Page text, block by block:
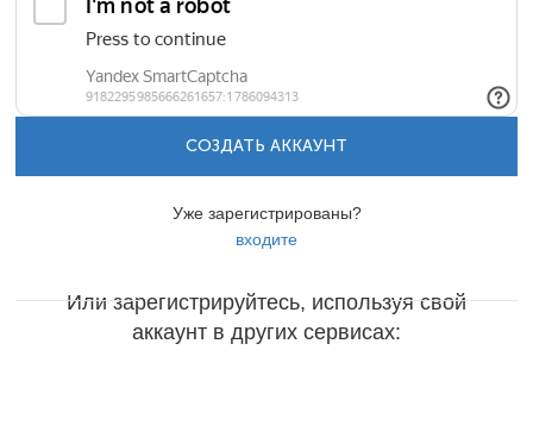
СОЗДАТЬ АККАУНТ
Уже зарегистрированы?
входите
Или зарегистрируйтесь, используя свой
аккаунт в других сервисах: